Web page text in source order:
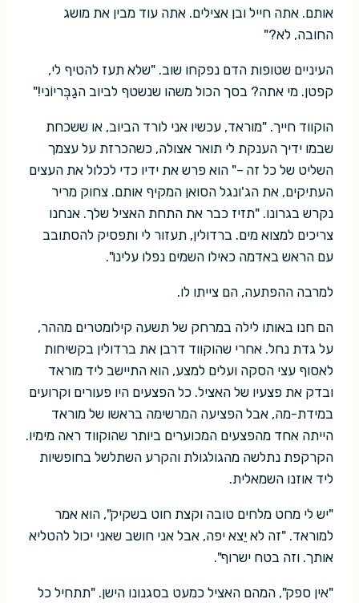
אותם. אתה חייל ובן אצילים. אתה עוד מבין את מושג
החובה, לא?"
העיניים שטופות הדם נפקחו שוב. "שלא תעז להטיף לי,
קפטן. מי אתה? בסך הכול משהו שנשטף לביוב הגַבְּריוֹני!"
הוקווד חייך. "מוראד, עכשיו אני לורד הביוב, או ששכחת
שבמו ידיך הענקת לי תואר אצולה, כשהכרזת על עצמך
השליט של כל זה –" הוא פרש את ידיו כדי לכלול את העצים
העתיקים, את הג'ונגל הסואן המקיף אותם. צחוק מריר
נקרש בגרונו. "תזיז כבר את התחת האציל שלך. אנחנו
צריכים למצוא מים. ברדולין, תעזור לי ותפסיק להסתובב
עם הראש באדמה כאילו השמים נפלו עלינו".
למרבה ההפתעה, הם צייתו לו.
הם חנו באותו לילה במרחק של תשעה קילומטרים מההר,
על גדת נחל. אחרי שהוקווד דרבן את ברדולין בקשיחות
לאסוף עצי הסקה ועלים למצע, הוא התיישב ליד מוראד
ובדק את פצעיו של האציל. כל הפצעים היו פעורים וקרועים
במידת-מה, אבל הפציעה המרשימה בראשו של מוראד
הייתה אחד מהפצעים המכוערים ביותר שהוקווד ראה מימיו.
הקרקפת נתלשה מהגולגולת והקרע השתלשל בחופשיות
ליד אוזנו השמאלית.
"יש לי מחט מלחים טובה וקצת חוט בשקיק", הוא אמר
למוראד. "זה לא יֵצא יפה, אבל אני חושב שאני יכול להטליא
אותך. וזה בטח ישרוף".
"אין ספק", המהם האציל כמעט בסגנונו הישן. "תתחיל כל